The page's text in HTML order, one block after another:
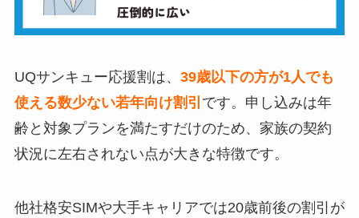
UQサンキュー応援割は、 39歳以下の方が1人でも
使える数少ない若年向け割引 です。申し込みは年
齢と対象プランを満たすだけのため、家族の契約
状況に左右されない点が大きな特徴です。
他社格安SIMや大手キャリアでは20歳前後の割引が